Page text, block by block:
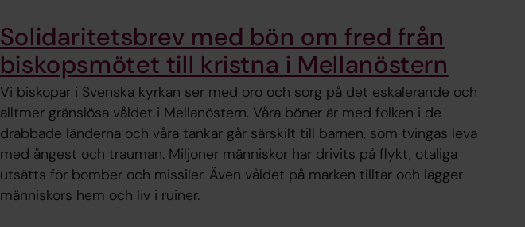
Solidaritetsbrev med bön om fred från
biskopsmötet till kristna i Mellanöstern
Vi biskopar i Svenska kyrkan ser med oro och sorg på det eskalerande och
alltmer gränslösa våldet i Mellanöstern. Våra böner är med folken i de
drabbade länderna och våra tankar går särskilt till barnen, som tvingas leva
med ångest och trauman. Miljoner människor har drivits på flykt, otaliga
utsätts för bomber och missiler. Även våldet på marken tilltar och lägger
människors hem och liv i ruiner.